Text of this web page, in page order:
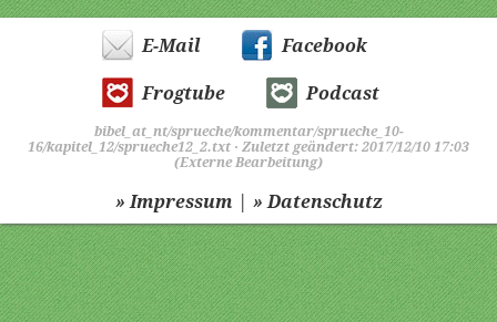
E-Mail Facebook
Frogtube Podcast
bibel_at_nt/sprueche/kommentar/sprueche_10-
16/kapitel_12/sprueche12_2.txt · Zuletzt geändert: 2017/12/10 17:03
(Externe Bearbeitung)
» Impressum | » Datenschutz